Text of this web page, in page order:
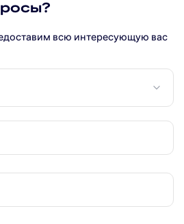
всю интересующую вас